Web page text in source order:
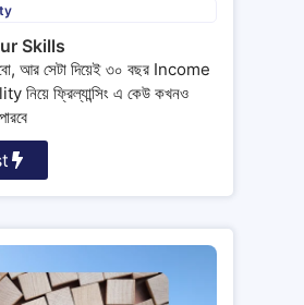
Skills
আর সেটা দিয়েই ৩০ বছর Income
নিয়ে ফ্রিল্যান্সিং এ কেউ কখনও